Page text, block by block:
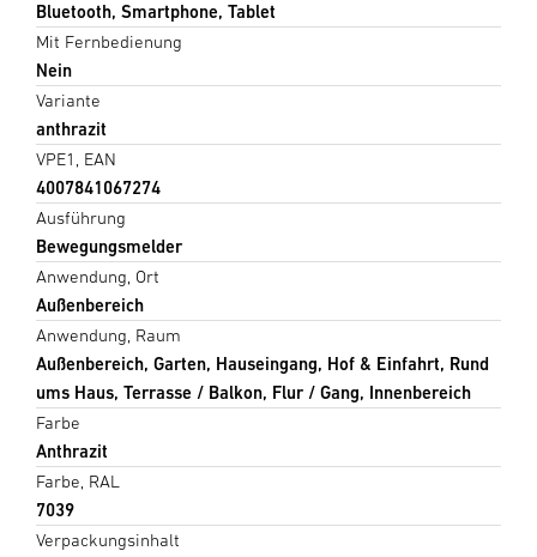
Bluetooth, Smartphone, Tablet
Mit Fernbedienung
Nein
Variante
anthrazit
VPE1, EAN
4007841067274
Ausführung
Bewegungsmelder
Anwendung, Ort
Außenbereich
Anwendung, Raum
Außenbereich, Garten, Hauseingang, Hof & Einfahrt, Rund
ums Haus, Terrasse / Balkon, Flur / Gang, Innenbereich
Farbe
Anthrazit
Farbe, RAL
7039
Verpackungsinhalt